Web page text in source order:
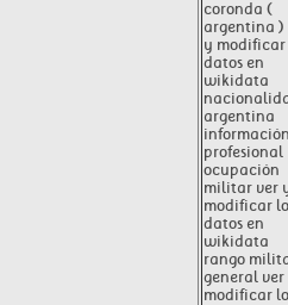
coronda (
argentina )
y modificar
datos en
wikidata
argentina
profesional
ocupación
militar ver
modificar
datos en
wikidata
rango
general ver
modificar